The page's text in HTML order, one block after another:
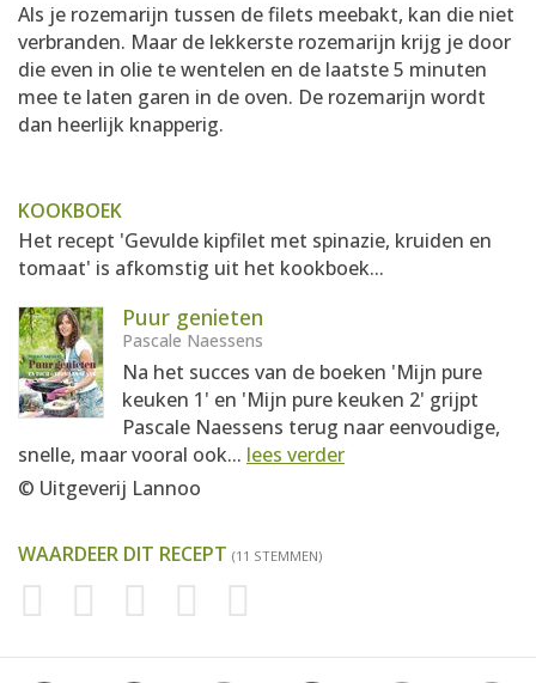
Als je rozemarijn tussen de filets meebakt, kan die niet
verbranden. Maar de lekkerste rozemarijn krijg je door
die even in olie te wentelen en de laatste 5 minuten
mee te laten garen in de oven. De rozemarijn wordt
dan heerlijk knapperig.
KOOKBOEK
Het recept 'Gevulde kipfilet met spinazie, kruiden en
tomaat' is afkomstig uit het kookboek...
Puur genieten
Pascale Naessens
Na het succes van de boeken 'Mijn pure
keuken 1' en 'Mijn pure keuken 2' grijpt
Pascale Naessens terug naar eenvoudige,
snelle, maar vooral ook... lees verder
© Uitgeverij Lannoo
WAARDEER DIT RECEPT (11 STEMMEN)